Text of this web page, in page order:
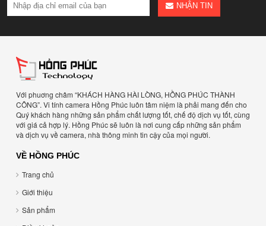
NHẬN TIN
Với phuơng châm “KHÁCH HÀNG HÀI LÒNG, HỒNG PHÚC THÀNH
CÔNG”. Vi tính camera Hồng Phúc luôn tâm niệm là phải mang đến cho
Quý khách hàng những sản phẩm chất lượng tốt, chế độ dịch vụ tốt, cùng
với giá cả hợp lý. Hồng Phúc sẽ luôn là nơi cung cấp những sản phẩm
và dịch vụ về camera, nhà thông minh tin cậy của mọi người.
VỀ HỒNG PHÚC
Trang chủ
Giới thiệu
Sản phẩm